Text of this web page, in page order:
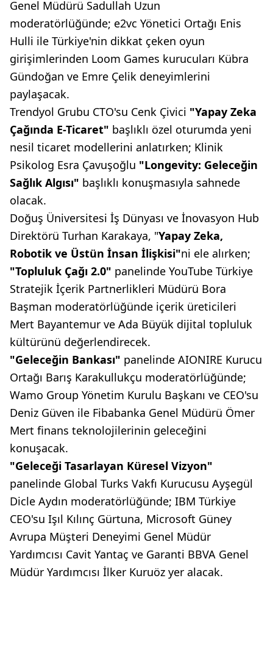
Genel Müdürü Sadullah Uzun
moderatörlüğünde; e2vc Yönetici Ortağı Enis
Hulli ile Türkiye'nin dikkat çeken oyun
girişimlerinden Loom Games kurucuları Kübra
Gündoğan ve Emre Çelik deneyimlerini
paylaşacak.
Trendyol Grubu CTO'su Cenk Çivici "Yapay Zeka
Çağında E-Ticaret" başlıklı özel oturumda yeni
nesil ticaret modellerini anlatırken; Klinik
Psikolog Esra Çavuşoğlu "Longevity: Geleceğin
Sağlık Algısı" başlıklı konuşmasıyla sahnede
olacak.
Doğuş Üniversitesi İş Dünyası ve İnovasyon Hub
Direktörü Turhan Karakaya, "Yapay Zeka,
Robotik ve Üstün İnsan İlişkisi"ni ele alırken;
"Topluluk Çağı 2.0" panelinde YouTube Türkiye
Stratejik İçerik Partnerlikleri Müdürü Bora
Başman moderatörlüğünde içerik üreticileri
Mert Bayantemur ve Ada Büyük dijital topluluk
kültürünü değerlendirecek.
"Geleceğin Bankası" panelinde AIONIRE Kurucu
Ortağı Barış Karakullukçu moderatörlüğünde;
Wamo Group Yönetim Kurulu Başkanı ve CEO'su
Deniz Güven ile Fibabanka Genel Müdürü Ömer
Mert finans teknolojilerinin geleceğini
konuşacak.
"Geleceği Tasarlayan Küresel Vizyon"
panelinde Global Turks Vakfı Kurucusu Ayşegül
Dicle Aydın moderatörlüğünde; IBM Türkiye
CEO'su Işıl Kılınç Gürtuna, Microsoft Güney
Avrupa Müşteri Deneyimi Genel Müdür
Yardımcısı Cavit Yantaç ve Garanti BBVA Genel
Müdür Yardımcısı İlker Kuruöz yer alacak.